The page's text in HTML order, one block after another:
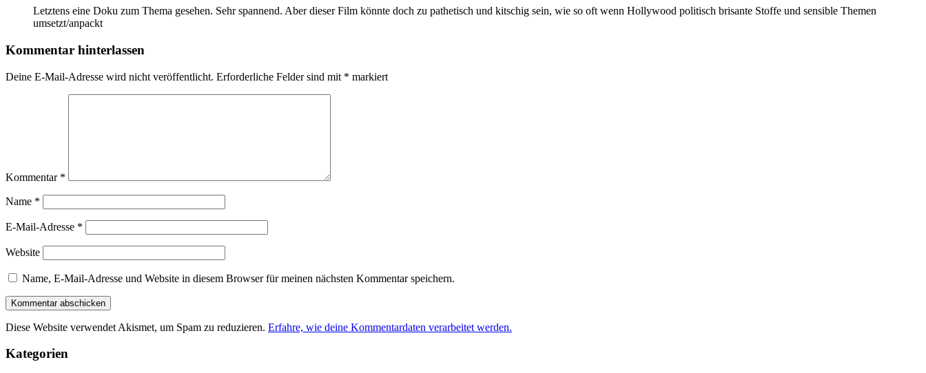
Letztens eine Doku zum Thema gesehen. Sehr spannend. Aber dieser Film könnte doch zu pathetisch und kitschig sein, wie so oft wenn Hollywood politisch brisante Stoffe und sensible Themen
umsetzt/anpackt
Kommentar hinterlassen
Deine E-Mail-Adresse wird nicht veröffentlicht. Erforderliche Felder sind mit * markiert
Kommentar *
Name *
E-Mail-Adresse *
Website
Name, E-Mail-Adresse und Website in diesem Browser für meinen nächsten Kommentar speichern.
Diese Website verwendet Akismet, um Spam zu reduzieren. Erfahre, wie deine Kommentardaten verarbeitet werden.
Kategorien